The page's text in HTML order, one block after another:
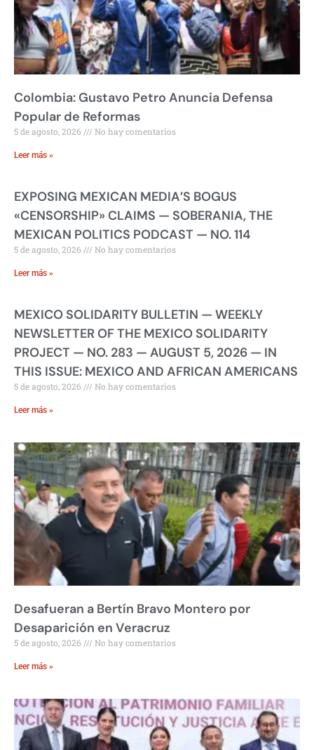
Colombia: Gustavo Petro Anuncia Defensa
Popular de Reformas
5 de agosto, 2026 No hay comentarios
Leer más »
EXPOSING MEXICAN MEDIA’S BOGUS
«CENSORSHIP» CLAIMS — SOBERANIA, THE
MEXICAN POLITICS PODCAST — NO. 114
5 de agosto, 2026 No hay comentarios
Leer más »
MEXICO SOLIDARITY BULLETIN — WEEKLY
NEWSLETTER OF THE MEXICO SOLIDARITY
PROJECT — NO. 283 — AUGUST 5, 2026 — IN
THIS ISSUE: MEXICO AND AFRICAN AMERICANS
5 de agosto, 2026 No hay comentarios
Leer más »
Desafueran a Bertín Bravo Montero por
Desaparición en Veracruz
5 de agosto, 2026 No hay comentarios
Leer más »